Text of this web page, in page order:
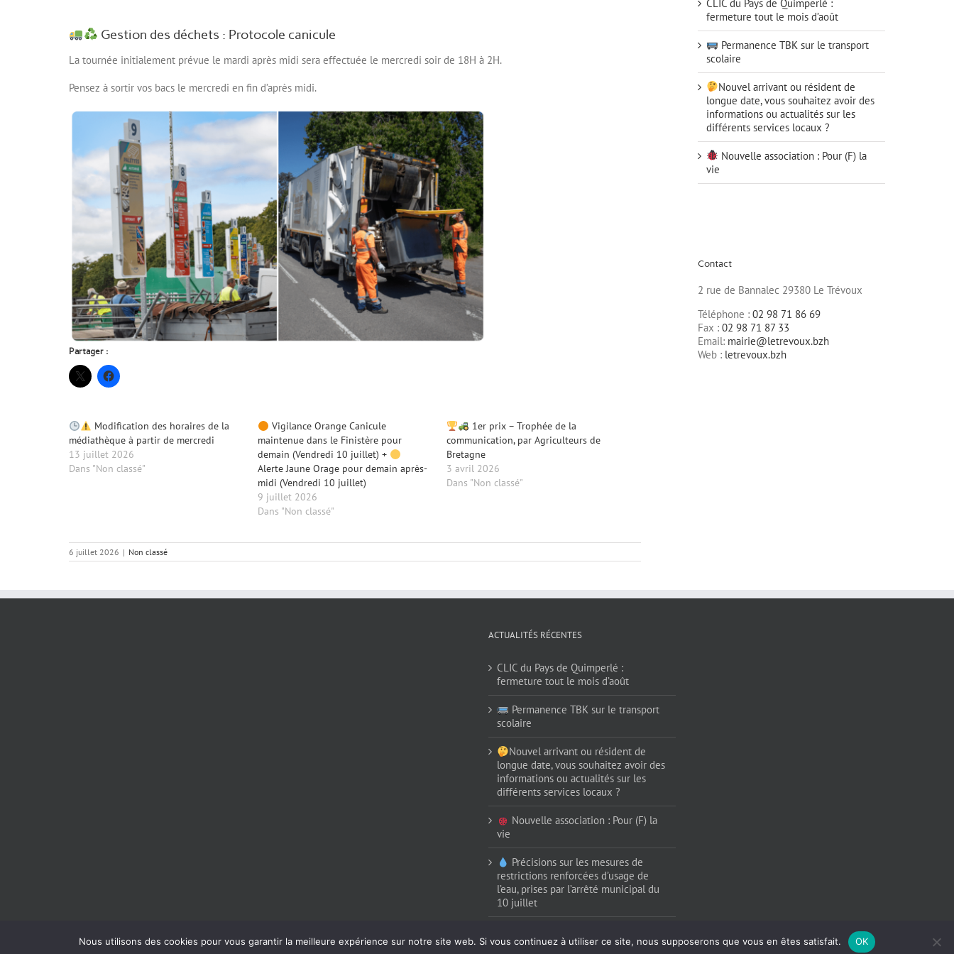
Gestion des déchets : Protocole canicule
La tournée initialement prévue le mardi après midi sera effectuée le mercredi soir de 18H à 2H.
Pensez à sortir vos bacs le mercredi en fin d’après midi.
Partager :
Modification des horaires de la
médiathèque à partir de mercredi
13 juillet 2026
Dans "Non classé"
Vigilance Orange Canicule
maintenue dans le Finistère pour
demain (Vendredi 10 juillet) +
Alerte Jaune Orage pour demain après-
midi (Vendredi 10 juillet)
9 juillet 2026
Dans "Non classé"
1er prix – Trophée de la
communication, par Agriculteurs de
Bretagne
3 avril 2026
Dans "Non classé"
6 juillet 2026 | Non classé
CLIC du Pays de Quimperlé :
fermeture tout le mois d’août
Permanence TBK sur le transport
scolaire
Nouvel arrivant ou résident de
longue date, vous souhaitez avoir des
informations ou actualités sur les
différents services locaux ?
Nouvelle association : Pour (F) la
vie
Contact
2 rue de Bannalec 29380 Le Trévoux
Téléphone : 02 98 71 86 69
Fax : 02 98 71 87 33
Email: mairie@letrevoux.bzh
Web : letrevoux.bzh
ACTUALITÉS RÉCENTES
CLIC du Pays de Quimperlé :
fermeture tout le mois d’août
Permanence TBK sur le transport
scolaire
Nouvel arrivant ou résident de
longue date, vous souhaitez avoir des
informations ou actualités sur les
différents services locaux ?
Nouvelle association : Pour (F) la
vie
Précisions sur les mesures de
restrictions renforcées d’usage de
l’eau, prises par l’arrêté municipal du
10 juillet
Nous utilisons des cookies pour vous garantir la meilleure expérience sur notre site web. Si vous continuez à utiliser ce site, nous supposerons que vous en êtes satisfait. OK